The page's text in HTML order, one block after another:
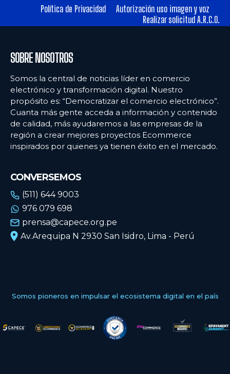
Política de Privacidad
Autorización uso imagen y voz
Realizar solicitud A.R.C.O.
SOBRE NOSOTROS
Somos la central de noticias líder en comercio
electrónico y transformación digital. Nuestro
propósito es: “Democratizar el comercio electrónico”.
Cuanta más gente acceda a información y contenido
de calidad, más ayudaremos a las empresas de la
región a crear mejores proyectos Ecommerce
inspirados por quienes ya tienen éxito en el mercado.
CONVERSEMOS
(511) 644 9003
976 079 698
prensa@capece.org.pe
Av.Arequipa N 2930 San Isidro, Lima - Perú
Somos pioneros en impulsar el ecosistema digital en el país